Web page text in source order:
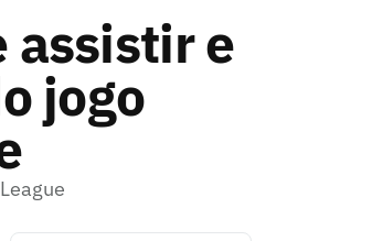
assistir e
jogo